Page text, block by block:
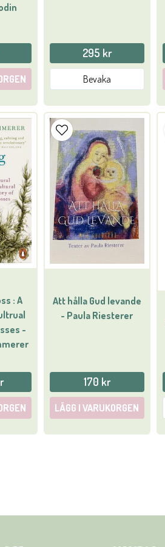
295 kr
Bevaka
: A
-
Att hålla Gud levande
- Paula Riesterer
170 kr
LÄGG I VARUKORGEN